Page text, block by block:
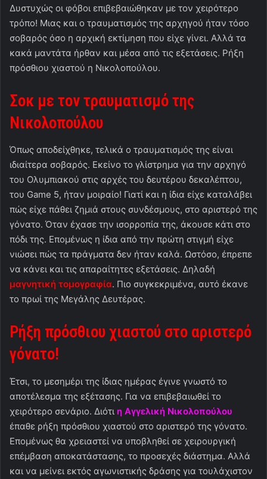
Δυστυχώς οι φόβοι επιβεβαιώθηκαν με τον χειρότερο
τρόπο! Μιας και ο τραυματισμός της αρχηγού ήταν τόσο
σοβαρός όσο η αρχική εκτίμηση που είχε γίνει. Αλλά τα
κακά μαντάτα ήρθαν και μέσα από τις εξετάσεις. Ρήξη
πρόσθιου χιαστού η Νικολοπούλου.
Σοκ με τον τραυματισμό της
Νικολοπούλου
Όπως αποδείχθηκε, τελικά ο τραυματισμός της είναι
ιδιαίτερα σοβαρός. Εκείνο το γλίστρημα για την αρχηγό
του Ολυμπιακού στις αρχές του δευτέρου δεκαλέπτου,
του Game 5, ήταν μοιραίο! Γιατί και η ίδια είχε καταλάβει
πώς είχε πάθει ζημιά στους συνδέσμους, στο αριστερό της
γόνατο. Όταν έχασε την ισορροπία της, άκουσε κάτι στο
πόδι της. Επομένως η ίδια από την πρώτη στιγμή είχε
νιώσει πώς τα πράγματα δεν ήταν καλά. Ωστόσο, έπρεπε
να κάνει και τις απαραίτητες εξετάσεις. Δηλαδή
μαγνητική τομογραφία. Πιο συγκεκριμένα, αυτό έκανε
το πρωί της Μεγάλης Δευτέρας.
Ρήξη πρόσθιου χιαστού στο αριστερό
γόνατο!
Έτσι, το μεσημέρι της ίδιας ημέρας έγινε γνωστό το
αποτέλεσμα της εξέτασης. Για να επιβεβαιωθεί το
χειρότερο σενάριο. Διότι η Αγγελική Νικολοπούλου
έπαθε ρήξη πρόσθιου χιαστού στο αριστερό της γόνατο.
Επομένως θα χρειαστεί να υποβληθεί σε χειρουργική
επέμβαση αποκατάστασης, το προσεχές διάστημα. Αλλά
και να μείνει εκτός αγωνιστικής δράσης για τουλάχιστον